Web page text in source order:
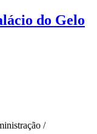
do Gelo
/